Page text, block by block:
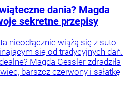
dania? Magda
sekretne przepisy
nieodłącznie wiążą się z suto
się od tradycyjnych dań.
Magda Gessler zdradziła
barszcz czerwony i sałatkę